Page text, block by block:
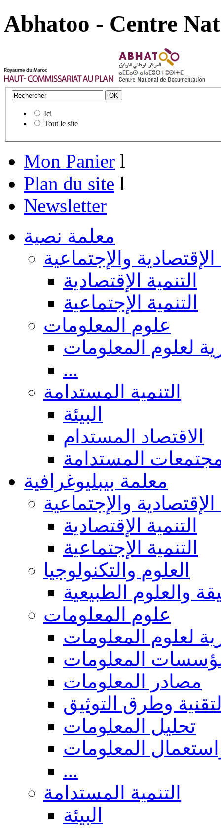
Abhatoo - Centre
Ici
Tout le site
Mon Panier l
Plan du site l
Newsletter
معلمة نصية
الإقتصادية والإجتماعية
التنمية الإقتصادية
التنمية الإجتماعية
علوم المعلومات
لعلوم المعلومات
...
التنمية المستدامة
البيئة
الاقتصاد المستدام
المستدامة
معلمة بيبليوغرافية
الإقتصادية والإجتماعية
التنمية الإقتصادية
التنمية الإجتماعية
العلوم والتكنولوجيا
والعلوم الطبيعية
علوم المعلومات
لعلوم المعلومات
المعلومات
مصادر المعلومات
وطرق التوثيق
تحليل المعلومات
المعلومات
...
التنمية المستدامة
البيئة